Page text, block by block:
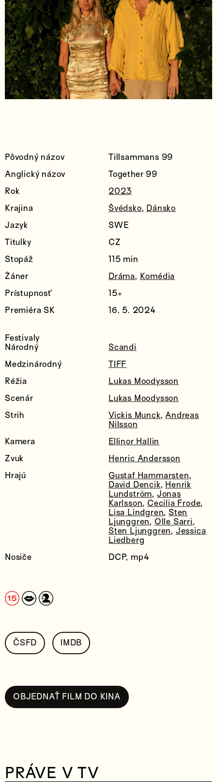
Pôvodný názov
Tillsammans 99
Anglický názov
Together 99
Rok
2023
Krajina
Švédsko, Dánsko
Jazyk
SWE
Titulky
CZ
Stopáž
115 min
Žáner
Dráma, Komédia
Prístupnosť
15+
Premiéra SK
16. 5. 2024
Festivaly
Národný
Scandi
Medzinárodný
TIFF
Réžia
Lukas Moodysson
Scenár
Lukas Moodysson
Strih
Vickis Munck, Andreas
Nilsson
Kamera
Ellinor Hallin
Zvuk
Henric Andersson
Hrajú
Gustaf Hammarsten,
David Dencik, Henrik
Lundström, Jonas
Karlsson,Cecilia Frode,
Lisa Lindgren,Sten
Ljunggren, Olle Sarri,
Sten Ljunggren, Jessica
Liedberg
Nosiče
DCP, mp4
ČSFD IMDB
OBJEDNAŤ FILM DO KINA
PRÁVE V TV